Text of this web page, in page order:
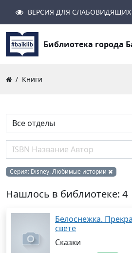
Серия: Disney. Любимые истории
Нашлось в библиотеке: 4
Белоснежка.
свете
Сказки
ПоискВЕРСИЯ ДЛЯ СЛАБОВИДЯЩИХ
Библиотека города
Книги